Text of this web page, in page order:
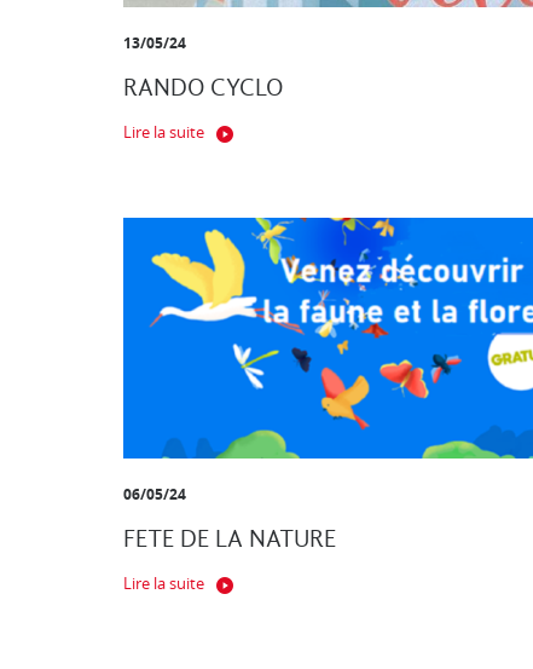
13/05/24
RANDO CYCLO
Lire la suite
06/05/24
FETE DE LA NATURE
Lire la suite